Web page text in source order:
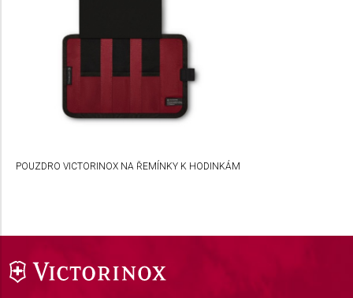
POUZDRO VICTORINOX NA ŘEMÍNKY K HODINKÁM
Use profiles to select personalised
Create profiles to personalise content
Use profiles to select personalised content
Develop and improve services